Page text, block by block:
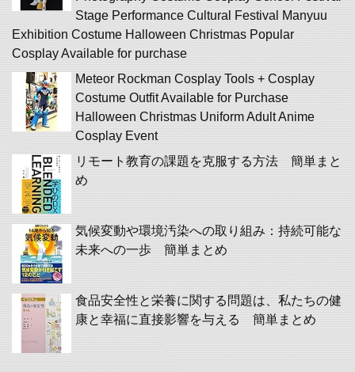
Stage Performance Cultural Festival Manyuu
Exhibition Costume Halloween Christmas Popular
Cosplay Available for purchase
Meteor Rockman Cosplay Tools + Cosplay
Costume Outfit Available for Purchase
Halloween Christmas Uniform Adult Anime
Cosplay Event
リモート教育の課題を克服する方法 簡単まと
め
気候変動や環境汚染への取り組み：持続可能な
未来への一歩 簡単まとめ
食品安全性と栄養に関する問題は、私たちの健
康と幸福に直接影響を与える 簡単まとめ